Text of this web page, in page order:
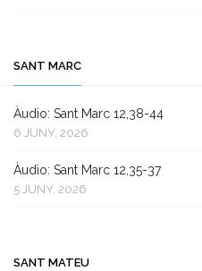
SANT MARC
Àudio: Sant Marc 12,38-44
6 JUNY, 2026
Àudio: Sant Marc 12,35-37
5 JUNY, 2026
SANT MATEU